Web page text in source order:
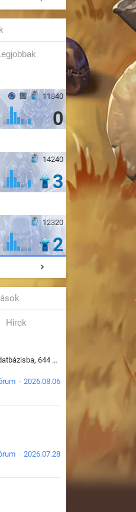
11840
0
14240
3
12320
2
Hirek
149 új BG lap került be az adatbázisba, 644 db meglévő BG lap módosult, bekerültek az új képek a megváltozott lapokhoz is.
· 2026.08.06
· 2026.07.28